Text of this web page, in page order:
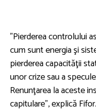
”Pierderea controlului
cum sunt energia şi
pierderea capacităţii
unor crize sau a
Renunţarea la aceste
capitulare”, explică Fifor.